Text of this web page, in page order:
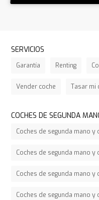
SERVICIOS
Garantía Renting
Vender coche Tasar mi
COCHES DE SEGUNDA
Coches de segunda mano y
Coches de segunda mano y
Coches de segunda mano y
Coches de segunda mano y